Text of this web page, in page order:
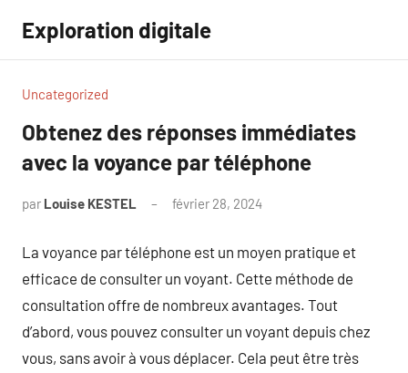
contenu
Exploration digitale
Uncategorized
Obtenez des réponses immédiates
avec la voyance par téléphone
par Louise KESTEL février 28, 2024
La voyance par téléphone est un moyen pratique et
efficace de consulter un voyant. Cette méthode de
consultation offre de nombreux avantages. Tout
d’abord, vous pouvez consulter un voyant depuis chez
vous, sans avoir à vous déplacer. Cela peut être très